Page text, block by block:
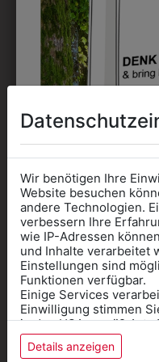
3022799
KELLNERTASCHE
€ 43,90
ZULETZT
Wir benötigen Ihre
Website besuchen
andere Technologien.
verbessern Ihre
wie IP-Adressen
und Inhalte verarbeitet
Einstellungen sind
Funktionen verfügbar.
Einige Services
Einwilligung stimmen
in den USA gemäß Art.
stuft die USA als Land
ein, und es besteht
Details anzeigen
Kleidung
für die
benötigen
Online Shop: Klick